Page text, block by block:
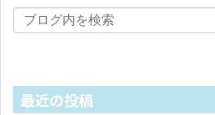
最近の投稿